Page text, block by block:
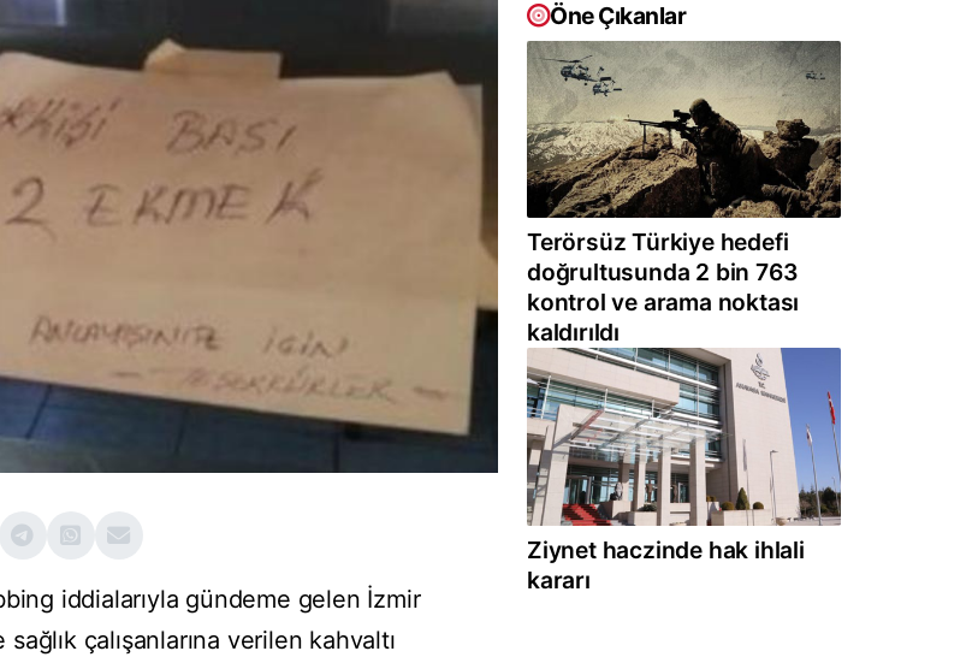
iddialarıyla gündeme gelen İzmir
çalışanlarına verilen kahvaltı
Öne Çıkanlar
Terörsüz Türkiye hedefi
doğrultusunda 2 bin 763
kontrol ve arama noktası
kaldırıldı
Ziynet haczinde hak ihlali
kararı